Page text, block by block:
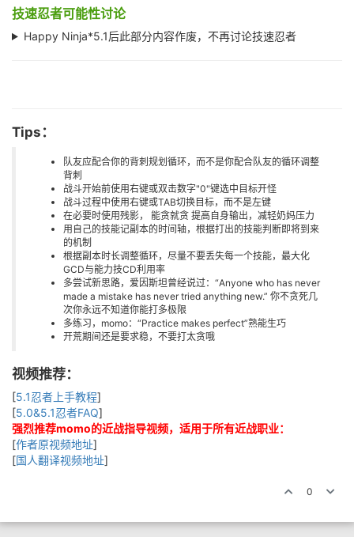
技速忍者可能性讨论
Happy Ninja*5.1后此部分内容作废，不再讨论技速忍者
Tips：
队友应配合你的背刺规划循环，而不是你配合队友的循环调整
背刺
战斗开始前使用右键或双击数字"0"键选中目标开怪
战斗过程中使用右键或TAB切换目标，而不是左键
在必要时使用残影， 能贪就贪 提高自身输出，减轻奶妈压力
用自己的技能记副本的时间轴，根据打出的技能判断即将到来
的机制
根据副本时长调整循环，尽量不要丢失每一个技能，最大化
GCD与能力技CD利用率
多尝试新思路，爱因斯坦曾经说过：“Anyone who has never
made a mistake has never tried anything new.” 你不贪死几
次你永远不知道你能打多极限
多练习，momo：“Practice makes perfect”熟能生巧
开荒期间还是要求稳，不要打太贪哦
视频推荐：
[5.1忍者上手教程]
[5.0&5.1忍者FAQ]
强烈推荐momo的近战指导视频，适用于所有近战职业：
[作者原视频地址]
[国人翻译视频地址]
0